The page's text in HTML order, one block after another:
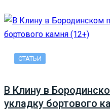
СТАТЬИ
В Клину в
укладку бортового